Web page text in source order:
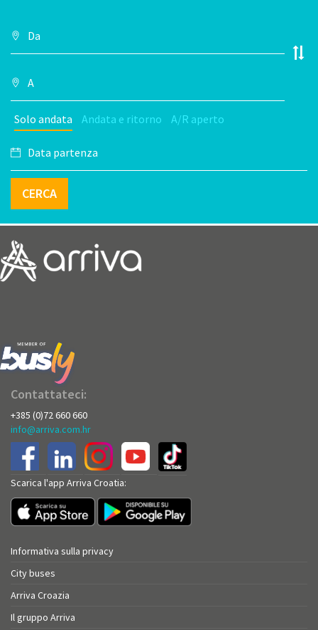
Solo andata Andata e ritorno A/R aperto
CERCA
Contattateci:
+385 (0)72 660 660
info@arriva.com.hr
Scarica l'app Arriva Croatia:
Informativa sulla privacy
City buses
Arriva Croazia
Il gruppo Arriva